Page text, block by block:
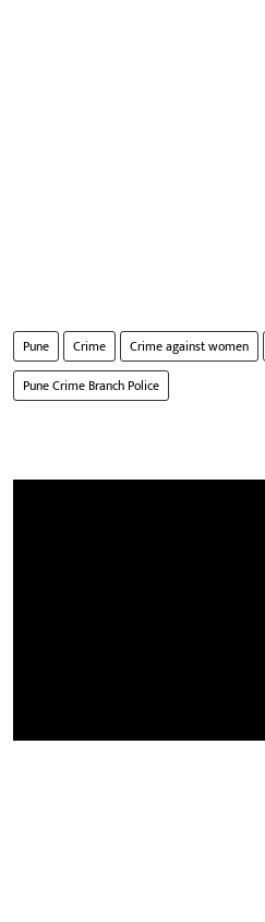
Pune Crime Crime against women
Pune Crime Branch Police